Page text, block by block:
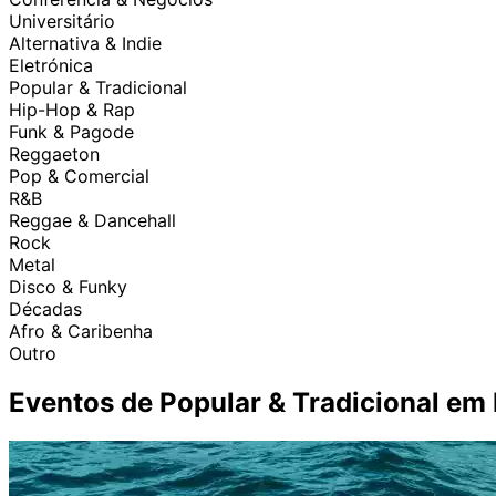
Universitário
Alternativa & Indie
Eletrónica
Popular & Tradicional
Hip-Hop & Rap
Funk & Pagode
Reggaeton
Pop & Comercial
R&B
Reggae & Dancehall
Rock
Metal
Disco & Funky
Décadas
Afro & Caribenha
Outro
Eventos de Popular & Tradicional em